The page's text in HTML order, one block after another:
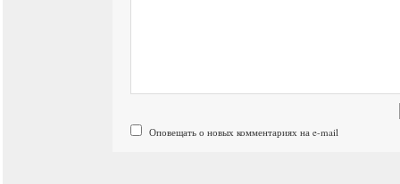
Оповещать о новых комментариях на e-mail